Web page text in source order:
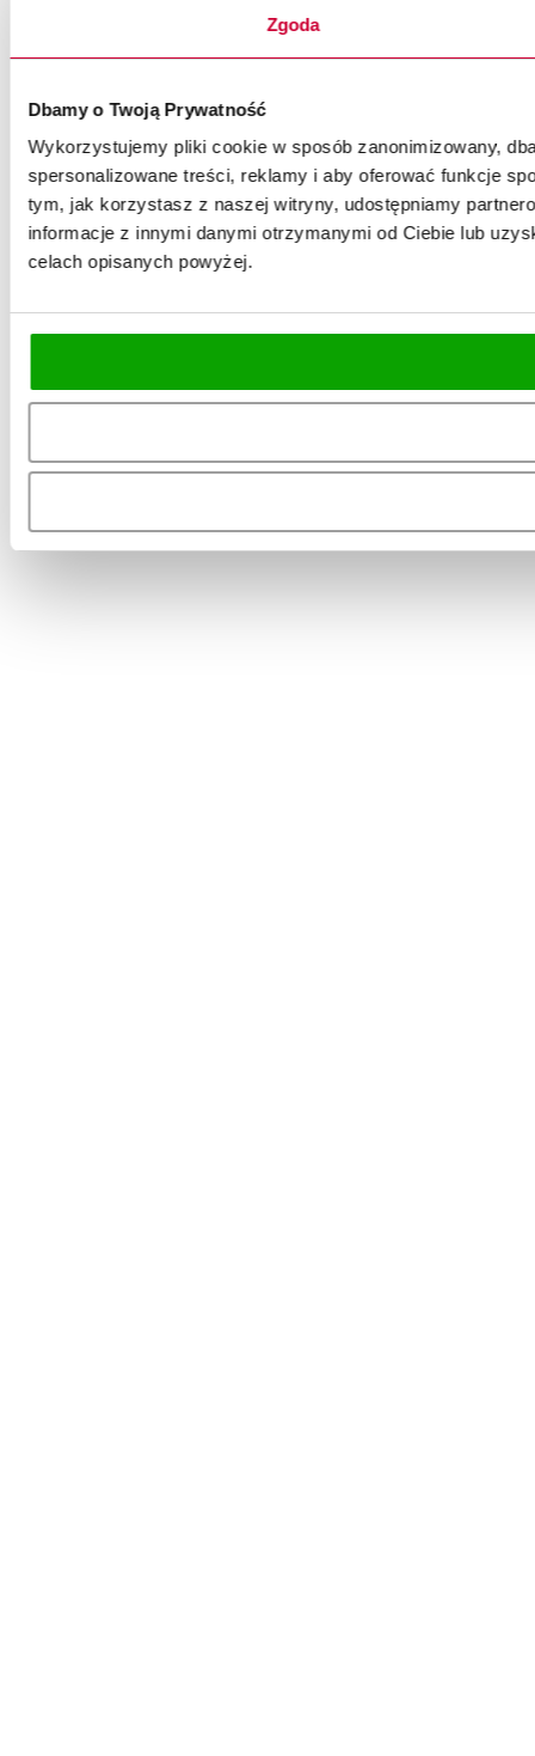
Zgoda
Dbamy o Twoją Prywatność
Wykorzystujemy pliki cookie w sposób zanonimizowany,
spersonalizowane treści, reklamy i aby oferować funkcje
tym, jak korzystasz z naszej witryny, udostępniamy
informacje z innymi danymi otrzymanymi od Ciebie lub
celach opisanych powyżej.